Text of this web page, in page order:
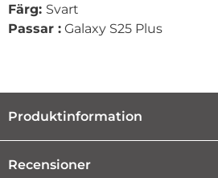
Färg: Svart
Passar : Galaxy S25 Plus
Produktinformation
Recensioner